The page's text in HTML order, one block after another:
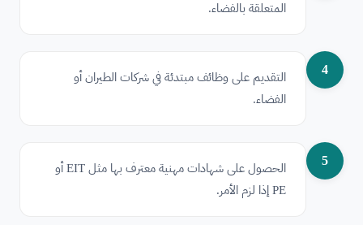
المتعلقة بالفضاء.
4
التقديم على وظائف مبتدئة في شركات الطيران أو
الفضاء.
5
الحصول على شهادات مهنية معترف بها مثل EIT أو
PE إذا لزم الأمر.